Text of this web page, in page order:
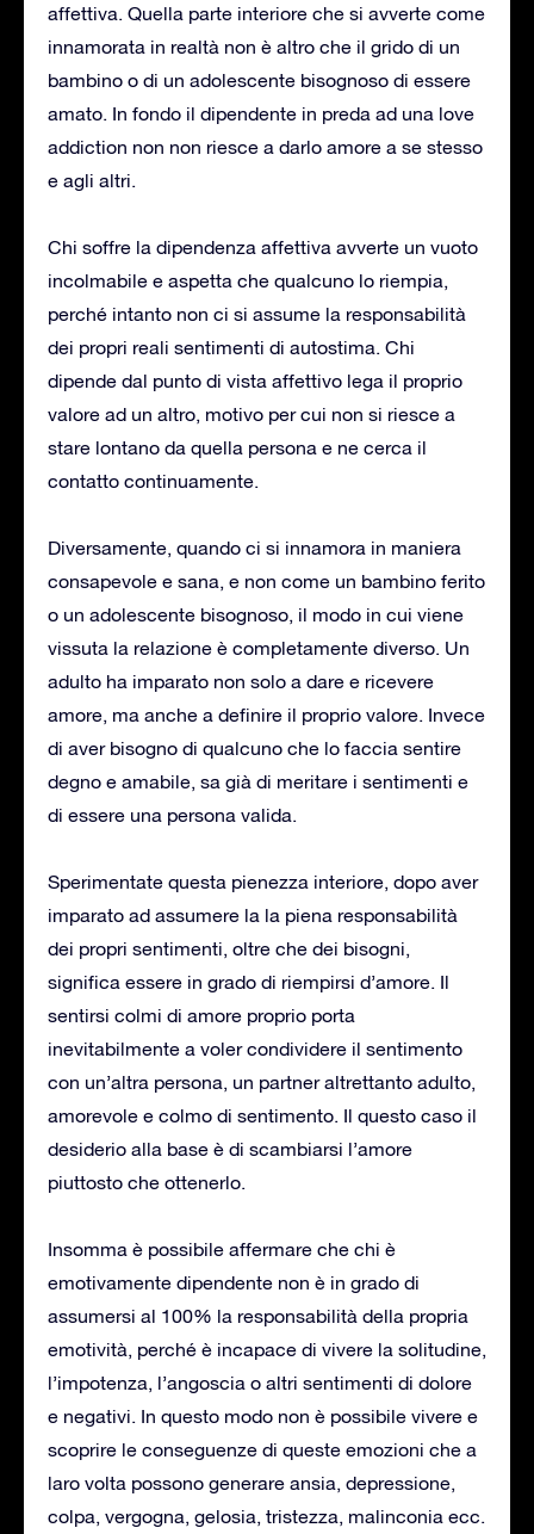
affettiva. Quella parte interiore che si avverte come
innamorata in realtà non è altro che il grido di un
bambino o di un adolescente bisognoso di essere
amato. In fondo il dipendente in preda ad una love
addiction non non riesce a darlo amore a se stesso
e agli altri.
Chi soffre la dipendenza affettiva avverte un vuoto
incolmabile e aspetta che qualcuno lo riempia,
perché intanto non ci si assume la responsabilità
dei propri reali sentimenti di autostima. Chi
dipende dal punto di vista affettivo lega il proprio
valore ad un altro, motivo per cui non si riesce a
stare lontano da quella persona e ne cerca il
contatto continuamente.
Diversamente, quando ci si innamora in maniera
consapevole e sana, e non come un bambino ferito
o un adolescente bisognoso, il modo in cui viene
vissuta la relazione è completamente diverso. Un
adulto ha imparato non solo a dare e ricevere
amore, ma anche a definire il proprio valore. Invece
di aver bisogno di qualcuno che lo faccia sentire
degno e amabile, sa già di meritare i sentimenti e
di essere una persona valida.
Sperimentate questa pienezza interiore, dopo aver
imparato ad assumere la la piena responsabilità
dei propri sentimenti, oltre che dei bisogni,
significa essere in grado di riempirsi d’amore. Il
sentirsi colmi di amore proprio porta
inevitabilmente a voler condividere il sentimento
con un’altra persona, un partner altrettanto adulto,
amorevole e colmo di sentimento. Il questo caso il
desiderio alla base è di scambiarsi l’amore
piuttosto che ottenerlo.
Insomma è possibile affermare che chi è
emotivamente dipendente non è in grado di
assumersi al 100% la responsabilità della propria
emotività, perché è incapace di vivere la solitudine,
l’impotenza, l’angoscia o altri sentimenti di dolore
e negativi. In questo modo non è possibile vivere e
scoprire le conseguenze di queste emozioni che a
laro volta possono generare ansia, depressione,
colpa, vergogna, gelosia, tristezza, malinconia ecc.